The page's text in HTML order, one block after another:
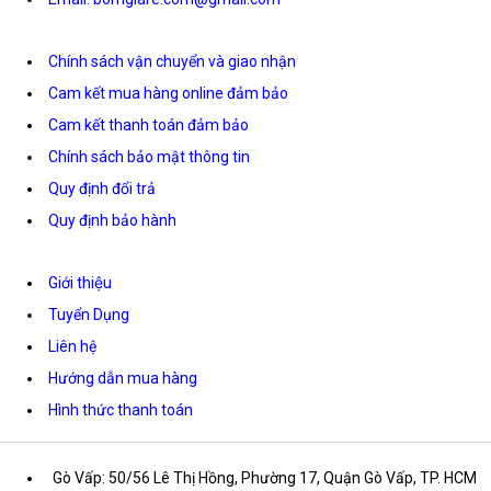
Chính sách vận chuyển và giao nhận
Cam kết mua hàng online đảm bảo
Cam kết thanh toán đảm bảo
Chính sách bảo mật thông tin
Quy định đổi trả
Quy định bảo hành
Giới thiệu
Tuyển Dụng
Liên hệ
Hướng dẫn mua hàng
Hình thức thanh toán
Gò Vấp: 50/56 Lê Thị Hồng, Phường 17, Quận Gò Vấp, TP. HCM